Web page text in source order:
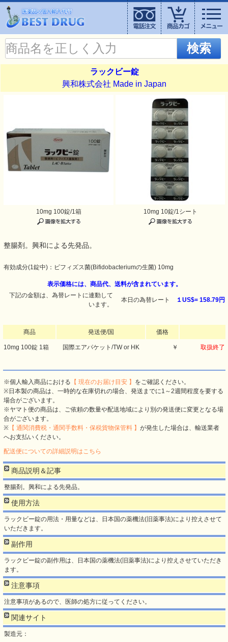
検索
ラックビー錠
興和株式会社 Made in Japan
10mg 100錠/1箱 10mg 10錠/1シート
整腸剤。興和による先発品。
有効成分(1錠中)：ビフィズス菌(Bifidobacteriumの生菌) 10mg
表示価格には、商品代、送料が含まれています。
下記の金額は、為替レートに連動して
います。
本日の為替レート １US$= 158.79円
商品 発送便/国 価格
10mg 100錠 1箱 国際エアパケット/TW or HK ￥ 取扱終了
※個人輸入商品における 【 現在のお届け目安 】 をご確認ください。
※日本製の商品は、一時的な在庫切れの場合、発送までに1～2週間程度を要する
場合がございます。
※ヤマト便の商品は、ご依頼の数量や配送地域により別の発送便に変更となる場
合がございます。
※ 【 通関消費税・通関手数料・保税貨物保管料 】 が発生した場合は、輸送業者
へお支払いください。
配送便についての詳細説明はこちら
商品説明＆記事
整腸剤。興和による先発品。
使用方法
ラックビー錠の用法・用量などは、日本国の薬機法(旧薬事法)により控えさせて
いただきます。
副作用
ラックビー錠の副作用は、日本国の薬機法(旧薬事法)により控えさせていただき
ます。
注意事項
注意事項があるので、医師の処方に従ってください。
関連サイト
製造元：